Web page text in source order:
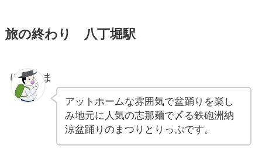
旅の終わり 八丁堀駅
ぽちゃま
アットホームな雰囲気で盆踊りを楽し
み地元に人気の志那麺で〆る鉄砲洲納
涼盆踊りのまつりとりっぷです。